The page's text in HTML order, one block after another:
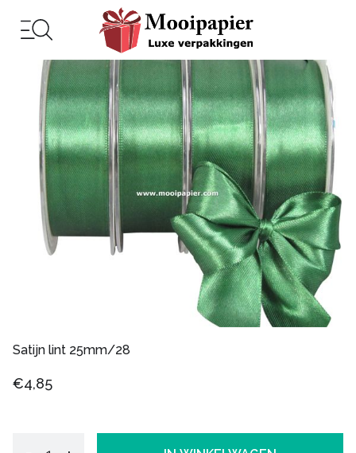
Satijn lint 25mm/28
€4,85